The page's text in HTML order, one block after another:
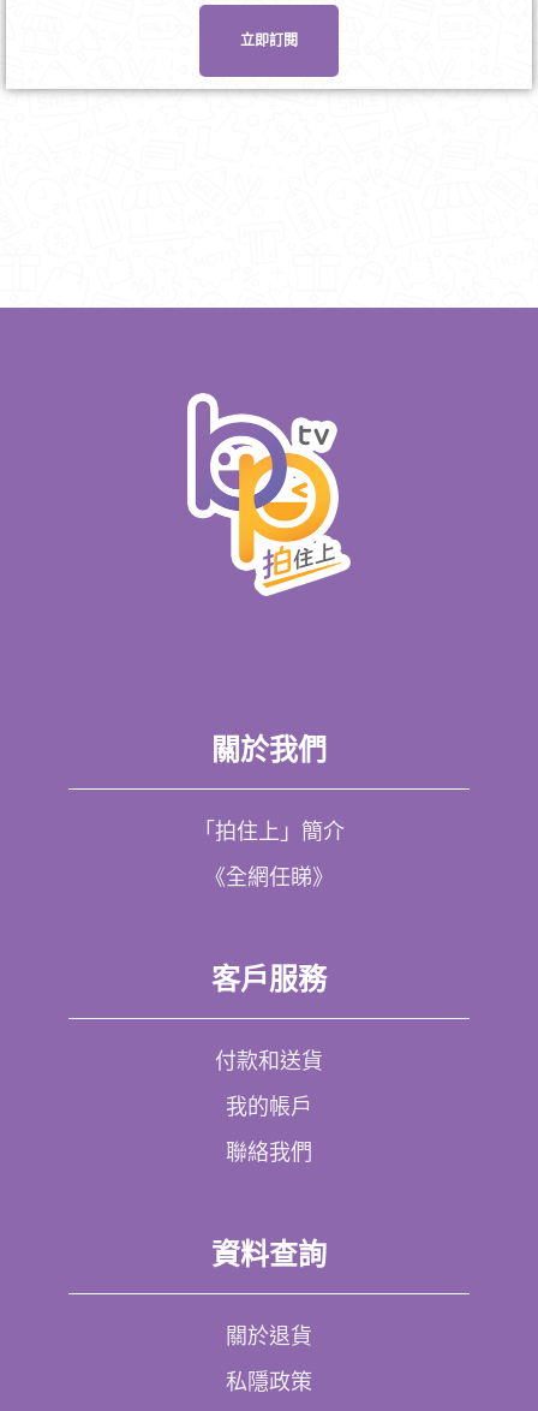
立即訂閱
關於我們
「拍住上」簡介
《全網任睇》
客戶服務
付款和送貨
我的帳戶
聯絡我們
資料查詢
關於退貨
私隱政策